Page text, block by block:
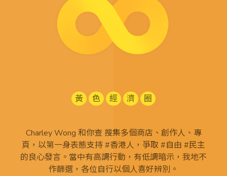
黃 色 經 濟 圈
Charley Wong 和你查 搜集多個商店、創作人、專
頁，以第一身表態支持 #香港人，爭取 #自由 #民主
的良心發言。當中有高調行動，有低調暗示，我地不
作篩選，各位自行以個人喜好辨別。